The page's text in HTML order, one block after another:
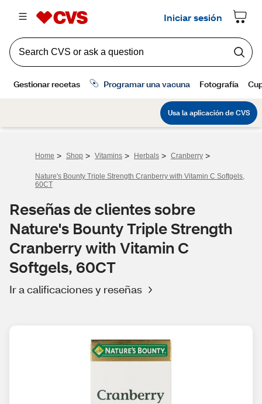
Home > Shop > Vitamins > Herbals > Cranberry >
Nature's Bounty Triple Strength Cranberry with Vitamin C Softgels,
60CT
Reseñas de clientes sobre
Nature's Bounty Triple Strength
Cranberry with Vitamin C
Softgels, 60CT
Ir a calificaciones y reseñas